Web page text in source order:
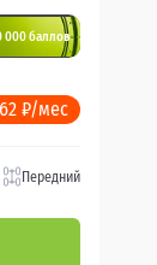
000 баллов
₽/мес
Передний